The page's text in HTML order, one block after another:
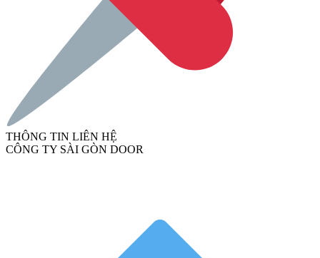
THÔNG TIN LIÊN HỆ
CÔNG TY SÀI GÒN DOOR